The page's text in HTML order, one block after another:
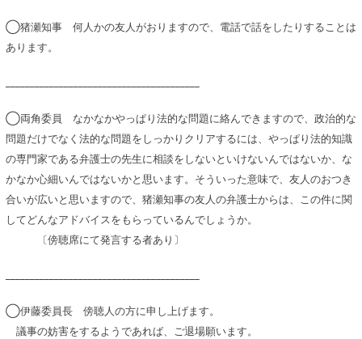
◯猪瀬知事 何人かの友人がおりますので、電話で話をしたりすることは
あります。
◯両角委員 なかなかやっぱり法的な問題に絡んできますので、政治的な
問題だけでなく法的な問題をしっかりクリアするには、やっぱり法的知識
の専門家である弁護士の先生に相談をしないといけないんではないか、な
かなか心細いんではないかと思います。そういった意味で、友人のおつき
合いが広いと思いますので、猪瀬知事の友人の弁護士からは、この件に関
してどんなアドバイスをもらっているんでしょうか。
〔傍聴席にて発言する者あり〕
◯伊藤委員長 傍聴人の方に申し上げます。
議事の妨害をするようであれば、ご退場願います。